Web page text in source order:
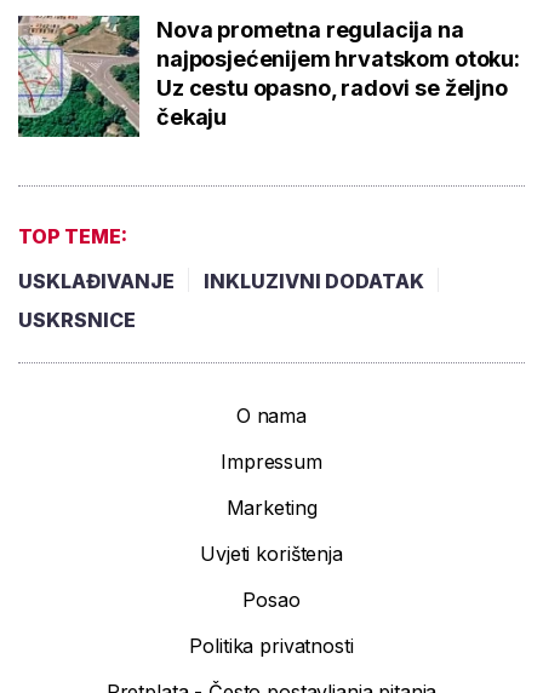
Nova prometna regulacija na
najposjećenijem hrvatskom otoku:
Uz cestu opasno, radovi se željno
čekaju
TOP TEME:
USKLAĐIVANJE
INKLUZIVNI DODATAK
USKRSNICE
O nama
Impressum
Marketing
Uvjeti korištenja
Posao
Politika privatnosti